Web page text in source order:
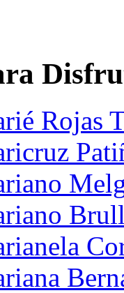
Rojas